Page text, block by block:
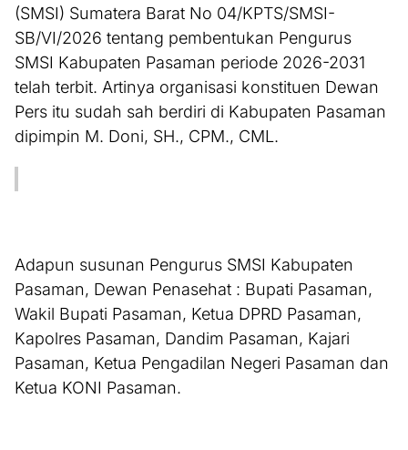
(SMSI) Sumatera Barat No 04/KPTS/SMSI-
SB/VI/2026 tentang pembentukan Pengurus
SMSI Kabupaten Pasaman periode 2026-2031
telah terbit. Artinya organisasi konstituen Dewan
Pers itu sudah sah berdiri di Kabupaten Pasaman
dipimpin M. Doni, SH., CPM., CML.
Adapun susunan Pengurus SMSI Kabupaten
Pasaman, Dewan Penasehat : Bupati Pasaman,
Wakil Bupati Pasaman, Ketua DPRD Pasaman,
Kapolres Pasaman, Dandim Pasaman, Kajari
Pasaman, Ketua Pengadilan Negeri Pasaman dan
Ketua KONI Pasaman.